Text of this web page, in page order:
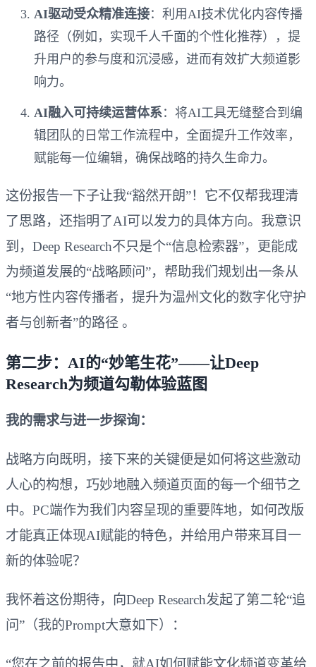
AI驱动受众精准连接：利用AI技术优化内容传播
路径（例如，实现千人千面的个性化推荐），提
升用户的参与度和沉浸感，进而有效扩大频道影
响力。
AI融入可持续运营体系：将AI工具无缝整合到编
辑团队的日常工作流程中，全面提升工作效率，
赋能每一位编辑，确保战略的持久生命力。
这份报告一下子让我“豁然开朗”！它不仅帮我理清
了思路，还指明了AI可以发力的具体方向。我意识
到，Deep Research不只是个“信息检索器”，更能成
为频道发展的“战略顾问”，帮助我们规划出一条从
“地方性内容传播者，提升为温州文化的数字化守护
者与创新者”的路径 。
第二步：AI的“妙笔生花”——让Deep
Research为频道勾勒体验蓝图
我的需求与进一步探询：
战略方向既明，接下来的关键便是如何将这些激动
人心的构想，巧妙地融入频道页面的每一个细节之
中。PC端作为我们内容呈现的重要阵地，如何改版
才能真正体现AI赋能的特色，并给用户带来耳目一
新的体验呢？
我怀着这份期待，向Deep Research发起了第二轮“追
问”（我的Prompt大意如下）：
“您在之前的报告中，就AI如何赋能文化频道变革给